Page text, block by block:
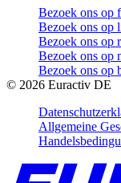
Bezoek ons op
Bezoek ons op
Bezoek ons op
Bezoek ons op
Bezoek ons op
© 2026 Euractiv DE
Allgemeine